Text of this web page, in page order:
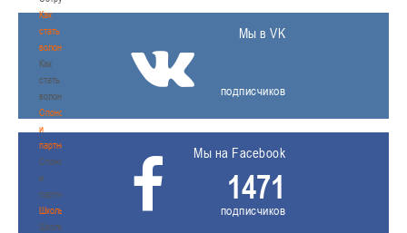
Как
стать
волонтером
Как
стать
волонтером
Спонсоры
и
партнеры
Спонсоры
и
партнеры
Школы
Школы
Мы в VK
подписчиков
Мы на Facebook
1471
подписчиков